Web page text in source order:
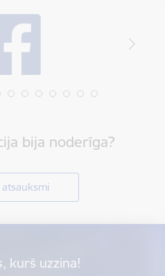
bija noderīga?
kurš uzzina!